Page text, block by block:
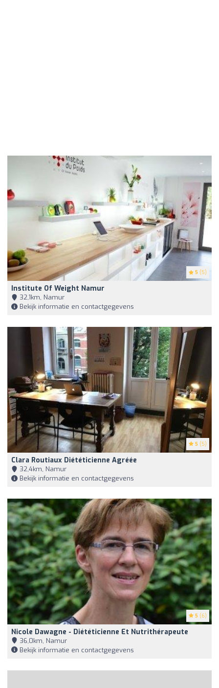
5 (5)
Institute Of Weight Namur
32,1km, Namur
Bekijk informatie en contactgegevens
5 (5)
Clara Routiaux Diététicienne Agréée
32,4km, Namur
Bekijk informatie en contactgegevens
5 (6)
Nicole Dawagne - Diététicienne Et Nutrithérapeute
36,0km, Namur
Bekijk informatie en contactgegevens